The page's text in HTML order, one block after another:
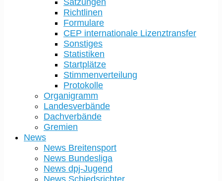
Satzungen
Richtlinen
Formulare
CEP internationale Lizenztransfer
Sonstiges
Statistiken
Startplätze
Stimmenverteilung
Protokolle
Organigramm
Landesverbände
Dachverbände
Gremien
News
News Breitensport
News Bundesliga
News dpj-Jugend